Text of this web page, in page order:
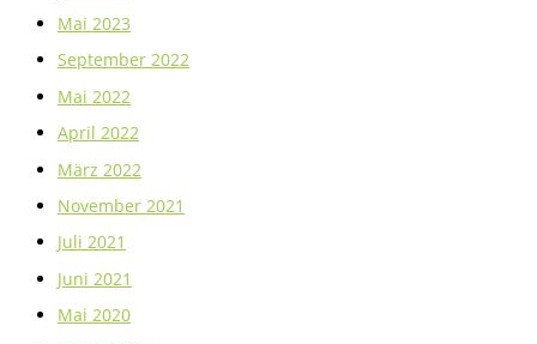
Mai 2023
September 2022
Mai 2022
April 2022
März 2022
November 2021
Juli 2021
Juni 2021
Mai 2020